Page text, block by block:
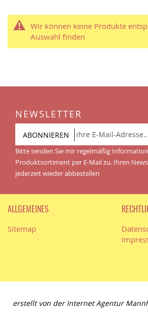
Wir können keine Produkte
Auswahl finden
NEWSLETTER
ABONNIEREN
Bitte senden Sie mir regelmäßig
Produktsortiment per E-Mail zu. Ihren
jederzeit wieder abbestellen
ALLGEMEINES
Sitemap
erstellt von derInternet Agentur